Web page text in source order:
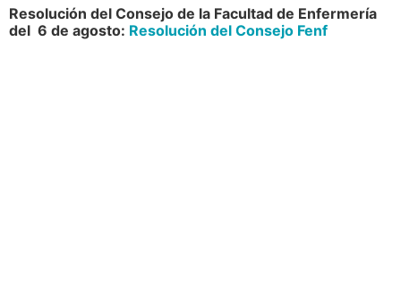
Resolución del Consejo de la Facultad de Enfermería
del 6 de agosto: Resolución del Consejo Fenf